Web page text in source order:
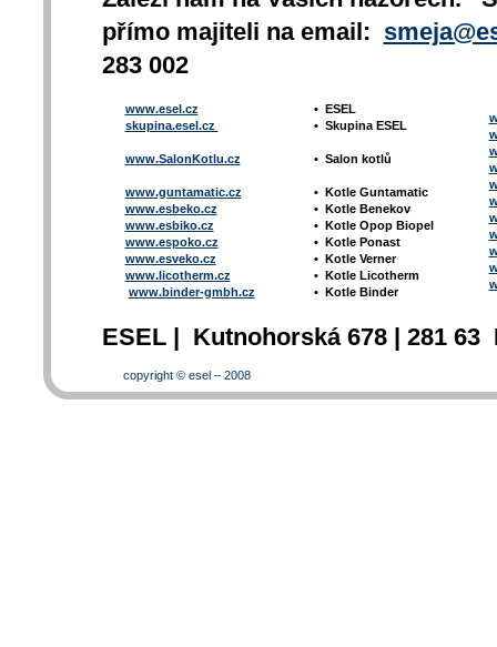
přímo majiteli na email:
283 002
www.esel.cz
skupina.esel.cz
www.SalonKotlu.cz
www.guntamatic.cz
www.esbeko.cz
www.esbiko.cz
www.espoko.cz
www.esveko.cz
www.licotherm.cz
www.binder-gmbh.cz
• ESEL
• Skupina ESEL
• Salon kotlů
• Kotle Guntamatic
• Kotle Benekov
• Kotle Opop Biopel
• Kotle Ponast
• Kotle Verner
• Kotle Licotherm
• Kotle Binder
ESEL | Kutnohorská 678 | 281
copyright © esel – 2008